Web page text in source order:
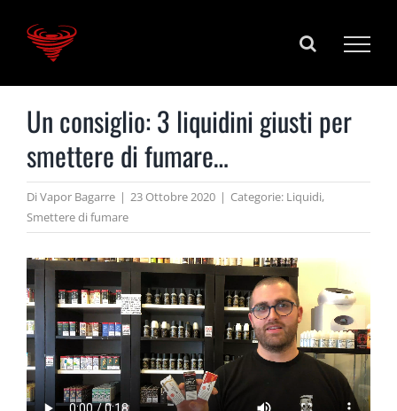
Un consiglio: 3 liquidini giusti per
smettere di fumare…
Di Vapor Bagarre | 23 Ottobre 2020 | Categorie: Liquidi,
Smettere di fumare